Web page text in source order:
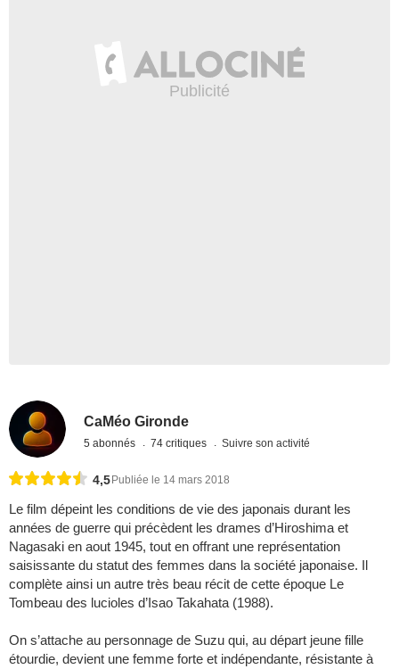
CaMéo Gironde
5 abonnés 74 critiques Suivre son activité
4,5 Publiée le 14 mars 2018
Le film dépeint les conditions de vie des japonais durant les
années de guerre qui précèdent les drames d’Hiroshima et
Nagasaki en aout 1945, tout en offrant une représentation
saisissante du statut des femmes dans la société japonaise. Il
complète ainsi un autre très beau récit de cette époque Le
Tombeau des lucioles d’Isao Takahata (1988).
On s’attache au personnage de Suzu qui, au départ jeune fille
étourdie, devient une femme forte et indépendante, résistante à